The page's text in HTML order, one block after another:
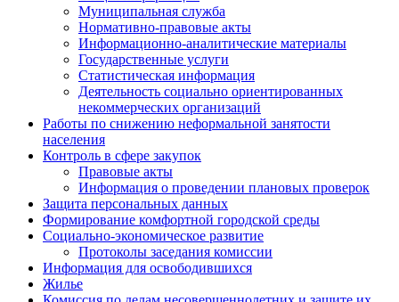
Муниципальная служба
Нормативно-правовые акты
Информационно-аналитические материалы
Государственные услуги
Статистическая информация
Деятельность социально ориентированных
некоммерческих организаций
Работы по снижению неформальной занятости
населения
Контроль в сфере закупок
Правовые акты
Информация о проведении плановых проверок
Защита персональных данных
Формирование комфортной городской среды
Социально-экономическое развитие
Протоколы заседания комиссии
Информация для освободившихся
Жилье